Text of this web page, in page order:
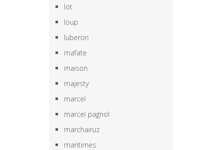
lot
loup
luberon
mafate
maison
majesty
marcel
marcel pagnol
marchairuz
maritimes